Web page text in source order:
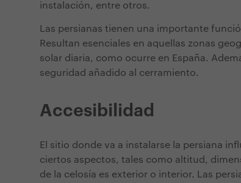
instalación, entre otros.
Las persianas tienen una importante
Resultan esenciales en aquellas zonas
solar diaria, como ocurre en España.
seguridad añadido al cerramiento.
Accesibilidad
El sitio donde va a instalarse la persiana
ciertos aspectos, tales como altitud,
de la celosía es exterior o interior. Las